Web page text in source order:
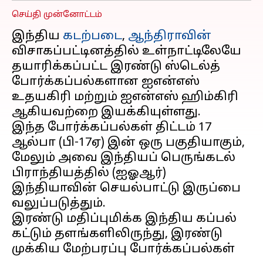
செய்தி முன்னோட்டம்
இந்திய கடற்படை, ஆந்திராவின்
விசாகப்பட்டினத்தில் உள்நாட்டிலேயே
தயாரிக்கப்பட்ட இரண்டு ஸ்டெல்த்
போர்க்கப்பல்களான ஐஎன்எஸ்
உதயகிரி மற்றும் ஐஎன்எஸ் ஹிம்கிரி
ஆகியவற்றை இயக்கியுள்ளது.
இந்த போர்க்கப்பல்கள் திட்டம் 17
ஆல்பா (பி-17ஏ) இன் ஒரு பகுதியாகும்,
மேலும் அவை இந்தியப் பெருங்கடல்
பிராந்தியத்தில் (ஐஓஆர்)
இந்தியாவின் செயல்பாட்டு இருப்பை
வலுப்படுத்தும்.
இரண்டு மதிப்புமிக்க இந்திய கப்பல்
கட்டும் தளங்களிலிருந்து, இரண்டு
முக்கிய மேற்பரப்பு போர்க்கப்பல்கள்